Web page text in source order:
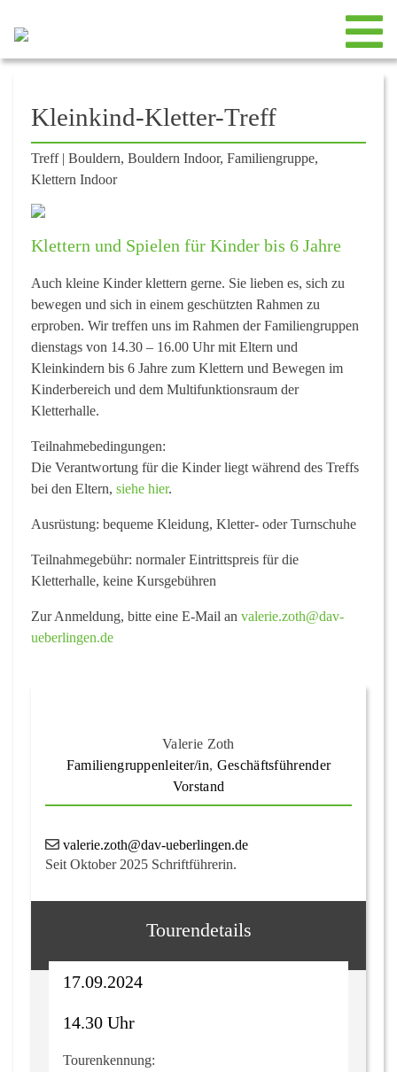
Kleinkind-Kletter-Treff
Treff| Bouldern, Bouldern Indoor, Familiengruppe,
Klettern Indoor
Klettern und Spielen für Kinder bis 6 Jahre
Auch kleine Kinder klettern gerne. Sie lieben es, sich zu
bewegen und sich in einem geschützten Rahmen zu
erproben. Wir treffen uns im Rahmen der Familiengruppen
dienstags von 14.30 – 16.00 Uhrmit Eltern und
Kleinkindern bis 6 Jahre zum Klettern und Bewegen im
Kinderbereich und dem Multifunktionsraum der
Kletterhalle.
Teilnahmebedingungen:
Die Verantwortung für die Kinder liegt während des Treffs
bei den Eltern, siehe hier.
Ausrüstung: bequeme Kleidung, Kletter- oder Turnschuhe
Teilnahmegebühr: normaler Eintrittspreis für die
Kletterhalle, keine Kursgebühren
Zur Anmeldung, bitte eine E-Mail an valerie.zoth@dav-
ueberlingen.de
Valerie Zoth
Familiengruppenleiter/in, Geschäftsführender
Vorstand
valerie.zoth@dav-ueberlingen.de
Seit Oktober 2025 Schriftführerin.
Tourendetails
17.09.2024
14.30 Uhr
Tourenkennung: